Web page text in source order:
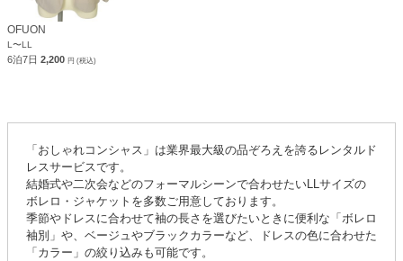
OFUON
L〜LL
6泊7日 2,200 円 (税込)
「おしゃれコンシャス」は業界最大級の品ぞろえを誇るレンタルド
レスサービスです。
結婚式や二次会などのフォーマルシーンで合わせたいLLサイズの
ボレロ・ジャケットを多数ご用意しております。
季節やドレスに合わせて袖の長さを選びたいときに便利な「ボレロ
袖別」や、ベージュやブラックカラーなど、ドレスの色に合わせた
「カラー」の絞り込みも可能です。